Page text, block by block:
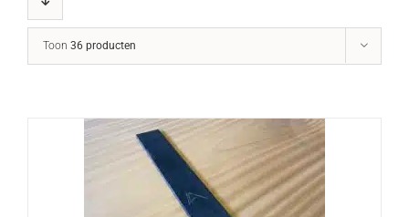
Toon 36 producten